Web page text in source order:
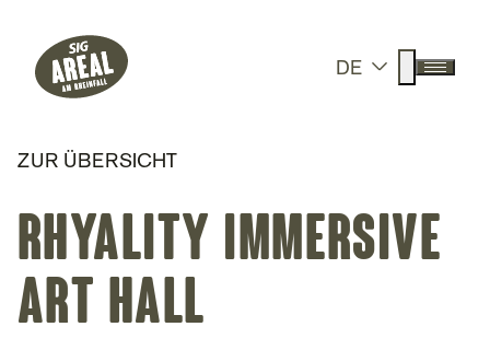
Header
SIG Gemeinnützige Stiftung
DE
Suche
Menü
Hauptnavigation
ZUR ÜBERSICHT
Rhyality Immersive
Art Hall